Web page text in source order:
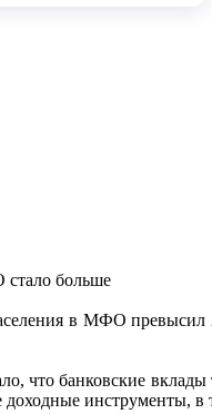
в МФО
что банковские
доходные инструменты,